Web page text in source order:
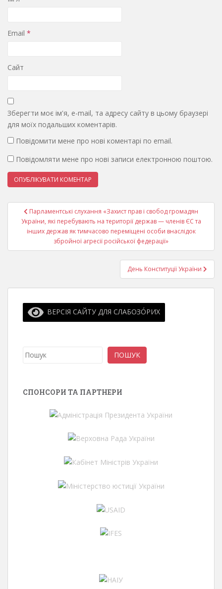
Email *
Сайт
Зберегти моє ім'я, e-mail, та адресу сайту в цьому браузері
для моїх подальших коментарів.
Повідомити мене про нові коментарі по email.
Повідомляти мене про нові записи електронною поштою.
Навігація
записів
Парламентські слухання «Захист прав і свобод громадян
України, які перебувають на території держав — членів ЄС та
інших держав як тимчасово переміщені особи внаслідок
збройної агресії російської федерації»
День Конституції України
ВЕРСІЯ САЙТУ ДЛЯ СЛАБОЗО́РИХ
Пошук ПОШУК
СПОНСОРИ ТА ПАРТНЕРИ